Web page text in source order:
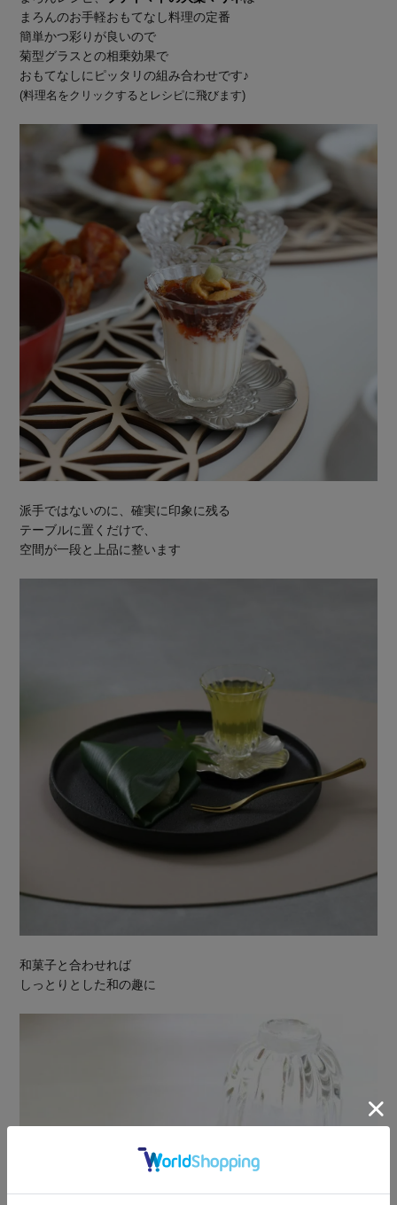
まろんのお手軽おもてなし料理の定番
簡単かつ彩りが良いので
菊型グラスとの相乗効果で
おもてなしにピッタリの組み合わせです♪
(料理名をクリックするとレシピに飛びます)
派手ではないのに、確実に印象に残る
テーブルに置くだけで、
空間が一段と上品に整います
和菓子と合わせれば
しっとりとした和の趣に